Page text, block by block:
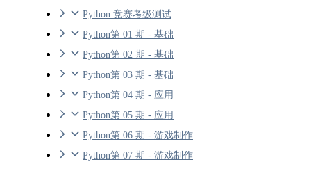
Python 竞赛考级测试
Python第 01 期 - 基础
Python第 02 期 - 基础
Python第 03 期 - 基础
Python第 04 期 - 应用
Python第 05 期 - 应用
Python第 06 期 - 游戏制作
Python第 07 期 - 游戏制作